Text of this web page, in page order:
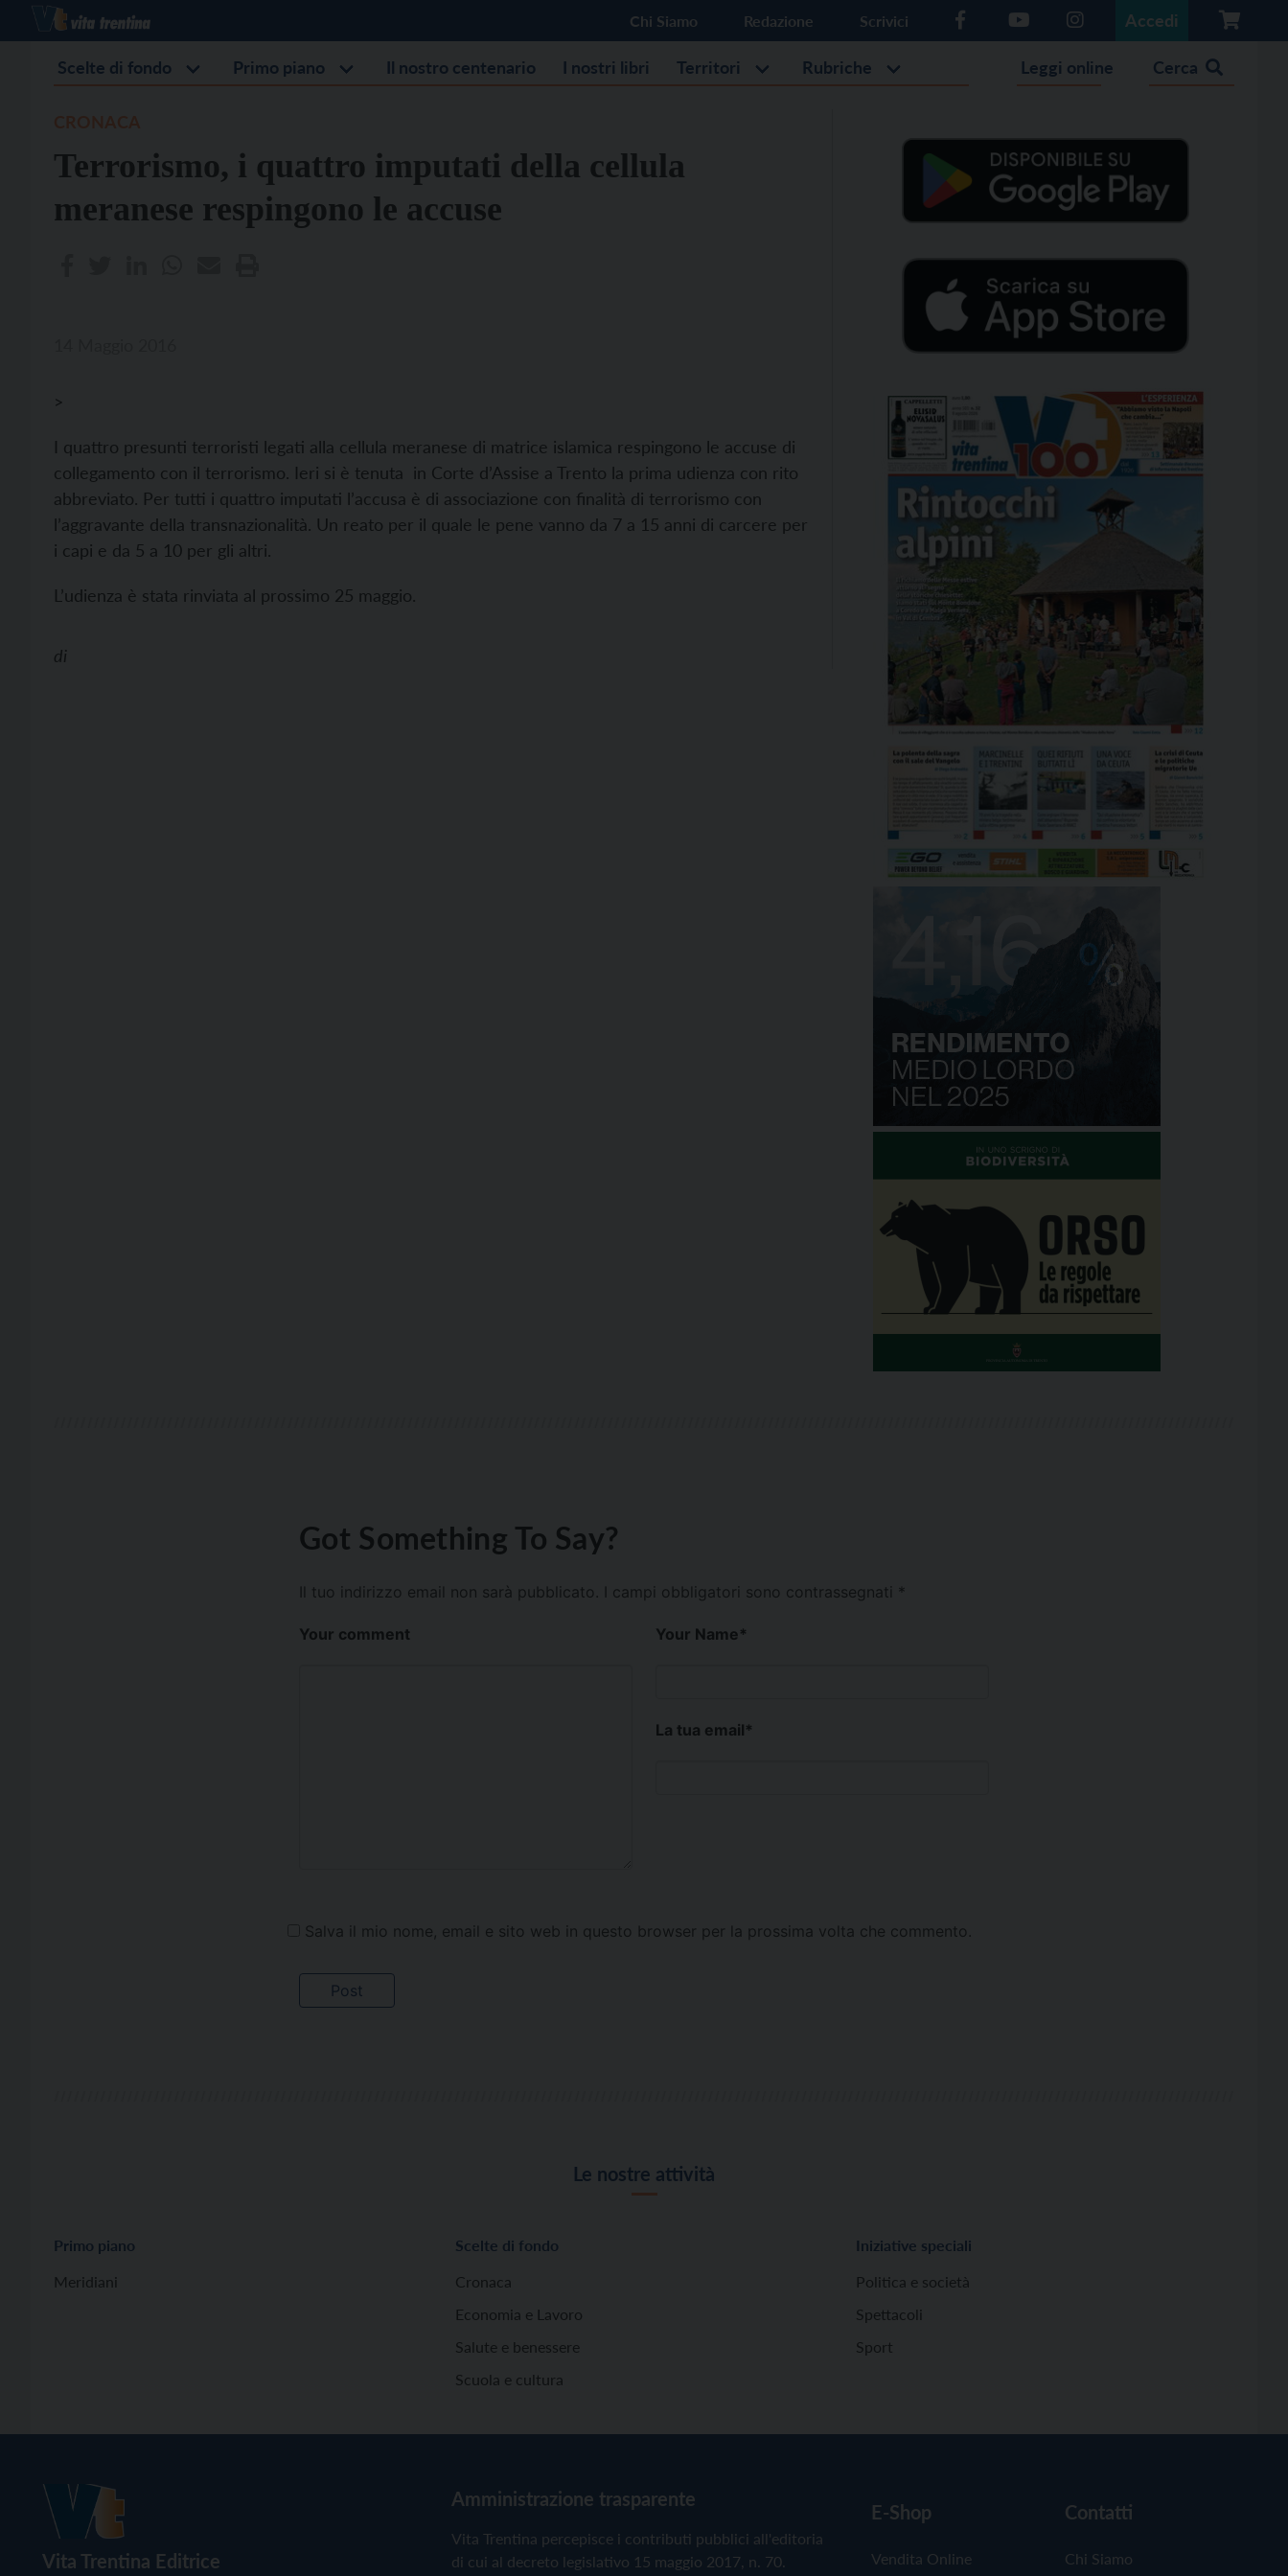
Chi Siamo Redazione Scrivici Accedi
Scelte di fondo Primo piano Il nostro centenario I nostri libri Territori Rubriche Leggi online Cerca
Terrorismo, i quattro imputati della cellula
meranese respingono le accuse
>
I quattro presunti terroristi legati alla cellula meranese di matrice islamica respingono le accuse di
collegamento con il terrorismo. Ieri si è tenuta in Corte d’Assise a Trento la prima udienza con rito
abbreviato. Per tutti i quattro imputati l’accusa è di associazione con finalità di terrorismo con
l’aggravante della transnazionalità. Un reato per il quale le pene vanno da 7 a 15 anni di carcere per
i capi e da 5 a 10 per gli altri.
L’udienza è stata rinviata al prossimo 25 maggio.
di
Got Something To Say?
Il tuo indirizzo email non sarà pubblicato. I campi obbligatori sono contrassegnati *
Your comment Your Name*
La tua email*
Salva il mio nome, email e sito web in questo browser per la prossima volta che commento.
Le nostre attività
Primo piano
Meridiani
Scelte di fondo
Cronaca
Economia e Lavoro
Salute e benessere
Scuola e cultura
Iniziative speciali
Politica e società
Spettacoli
Sport
Vita Trentina Editrice
Amministrazione trasparente
Vita Trentina percepisce i contributi pubblici all'editoria
di cui al decreto legislativo 15 maggio 2017, n. 70.
E-Shop
Vendita Online
Contatti
Chi Siamo